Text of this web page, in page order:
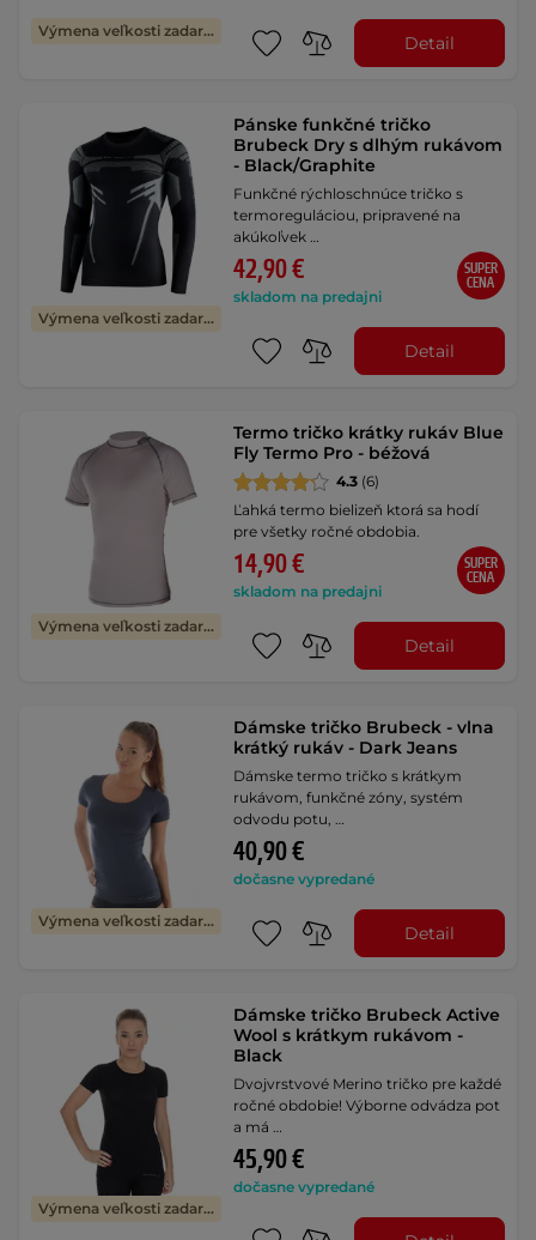
Výmena veľkosti zadarmo
Detail
Výmena veľkosti zadarmo
Pánske funkčné tričko
Brubeck Dry s dlhým rukávom
- Black/Graphite
Funkčné rýchloschnúce tričko s
termoreguláciou, pripravené na
akúkoľvek …
42,90 €
skladom na predajni
SUPER
CENA
Detail
Výmena veľkosti zadarmo
Termo tričko krátky rukáv Blue
Fly Termo Pro - béžová
4.3 (6)
Ľahká termo bielizeň ktorá sa hodí
pre všetky ročné obdobia.
14,90 €
skladom na predajni
SUPER
CENA
Detail
Výmena veľkosti zadarmo
Dámske tričko Brubeck - vlna
krátký rukáv - Dark Jeans
Dámske termo tričko s krátkym
rukávom, funkčné zóny, systém
odvodu potu, …
40,90 €
dočasne vypredané
Detail
Výmena veľkosti zadarmo
Dámske tričko Brubeck Active
Wool s krátkym rukávom -
Black
Dvojvrstvové Merino tričko pre každé
ročné obdobie! Výborne odvádza pot
a má …
45,90 €
dočasne vypredané